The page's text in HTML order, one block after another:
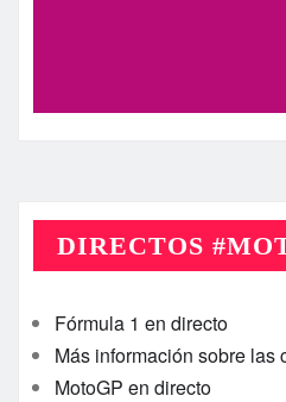
DIRECTOS
Fórmula 1 en directo
Más información sobre las
MotoGP en directo